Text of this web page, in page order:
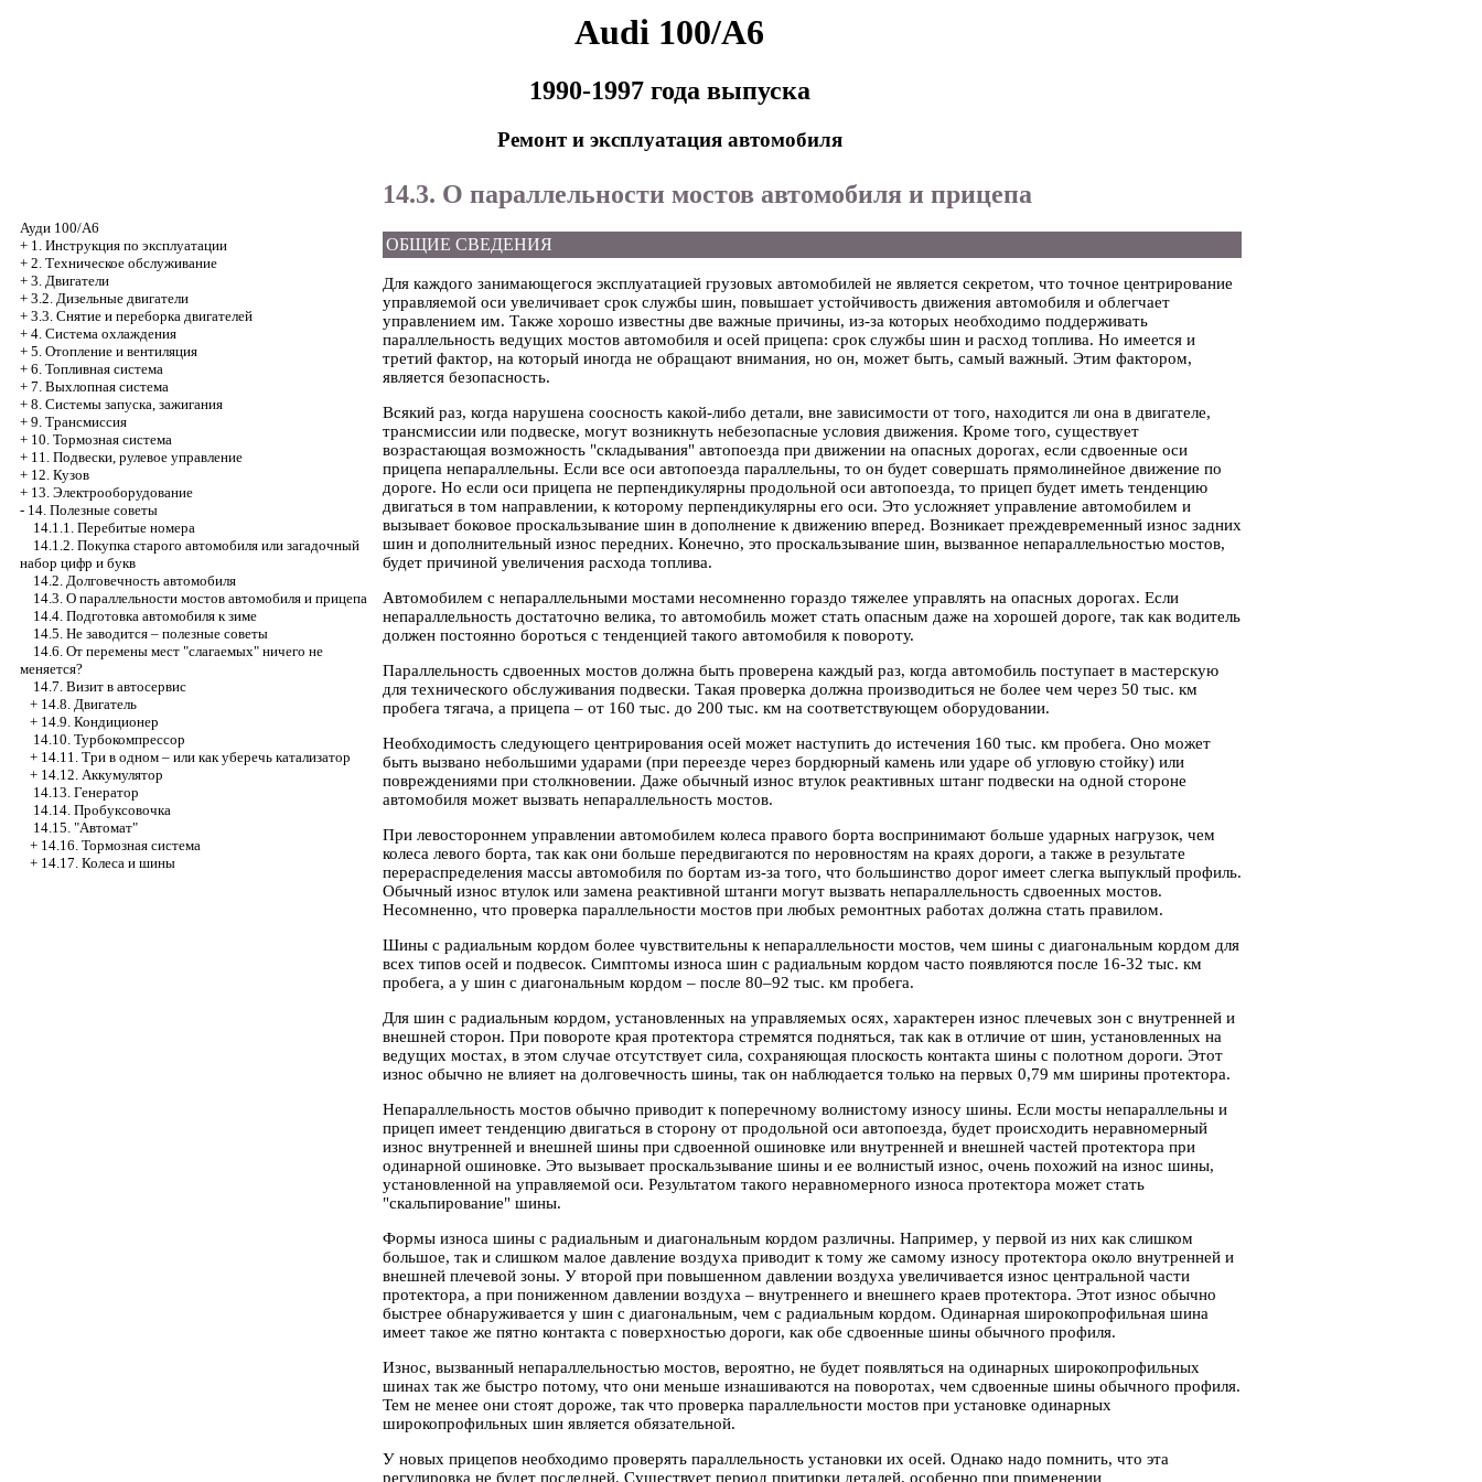
Audi 100/A6
1990-1997 года выпуска
Ремонт и эксплуатация автомобиля
Ауди 100/А6
+ 1. Инструкция по эксплуатации
+ 2. Техническое обслуживание
+ 3. Двигатели
+ 3.2. Дизельные двигатели
+ 3.3. Снятие и переборка двигателей
+ 4. Система охлаждения
+ 5. Отопление и вентиляция
+ 6. Топливная система
+ 7. Выхлопная система
+ 8. Системы запуска, зажигания
+ 9. Трансмиссия
+ 10. Тормозная система
+ 11. Подвески, рулевое управление
+ 12. Кузов
+ 13. Электрооборудование
- 14. Полезные советы
14.1.1. Перебитые номера
14.1.2. Покупка старого автомобиля или загадочный
набор цифр и букв
14.2. Долговечность автомобиля
14.3. О параллельности мостов автомобиля и прицепа
14.4. Подготовка автомобиля к зиме
14.5. Не заводится – полезные советы
14.6. От перемены мест "слагаемых" ничего не
меняется?
14.7. Визит в автосервис
+ 14.8. Двигатель
+ 14.9. Кондиционер
14.10. Турбокомпрессор
+ 14.11. Три в одном – или как уберечь катализатор
+ 14.12. Аккумулятор
14.13. Генератор
14.14. Пробуксовочка
14.15. "Автомат"
+ 14.16. Тормозная система
+ 14.17. Колеса и шины
14.3. О параллельности мостов автомобиля и прицепа
ОБЩИЕ СВЕДЕНИЯ
Для каждого занимающегося эксплуатацией грузовых автомобилей не является секретом, что точное центрирование
управляемой оси увеличивает срок службы шин, повышает устойчивость движения автомобиля и облегчает
управлением им. Также хорошо известны две важные причины, из-за которых необходимо поддерживать
параллельность ведущих мостов автомобиля и осей прицепа: срок службы шин и расход топлива. Но имеется и
третий фактор, на который иногда не обращают внимания, но он, может быть, самый важный. Этим фактором,
является безопасность.
Всякий раз, когда нарушена соосность какой-либо детали, вне зависимости от того, находится ли она в двигателе,
трансмиссии или подвеске, могут возникнуть небезопасные условия движения. Кроме того, существует
возрастающая возможность "складывания" автопоезда при движении на опасных дорогах, если сдвоенные оси
прицепа непараллельны. Если все оси автопоезда параллельны, то он будет совершать прямолинейное движение по
дороге. Но если оси прицепа не перпендикулярны продольной оси автопоезда, то прицеп будет иметь тенденцию
двигаться в том направлении, к которому перпендикулярны его оси. Это усложняет управление автомобилем и
вызывает боковое проскальзывание шин в дополнение к движению вперед. Возникает преждевременный износ задних
шин и дополнительный износ передних. Конечно, это проскальзывание шин, вызванное непараллельностью мостов,
будет причиной увеличения расхода топлива.
Автомобилем с непараллельными мостами несомненно гораздо тяжелее управлять на опасных дорогах. Если
непараллельность достаточно велика, то автомобиль может стать опасным даже на хорошей дороге, так как водитель
должен постоянно бороться с тенденцией такого автомобиля к повороту.
Параллельность сдвоенных мостов должна быть проверена каждый раз, когда автомобиль поступает в мастерскую
для технического обслуживания подвески. Такая проверка должна производиться не более чем через 50 тыс. км
пробега тягача, а прицепа – от 160 тыс. до 200 тыс. км на соответствующем оборудовании.
Необходимость следующего центрирования осей может наступить до истечения 160 тыс. км пробега. Оно может
быть вызвано небольшими ударами (при переезде через бордюрный камень или ударе об угловую стойку) или
повреждениями при столкновении. Даже обычный износ втулок реактивных штанг подвески на одной стороне
автомобиля может вызвать непараллельность мостов.
При левостороннем управлении автомобилем колеса правого борта воспринимают больше ударных нагрузок, чем
колеса левого борта, так как они больше передвигаются по неровностям на краях дороги, а также в результате
перераспределения массы автомобиля по бортам из-за того, что большинство дорог имеет слегка выпуклый профиль.
Обычный износ втулок или замена реактивной штанги могут вызвать непараллельность сдвоенных мостов.
Несомненно, что проверка параллельности мостов при любых ремонтных работах должна стать правилом.
Шины с радиальным кордом более чувствительны к непараллельности мостов, чем шины с диагональным кордом для
всех типов осей и подвесок. Симптомы износа шин с радиальным кордом часто появляются после 16-32 тыс. км
пробега, а у шин с диагональным кордом – после 80–92 тыс. км пробега.
Для шин с радиальным кордом, установленных на управляемых осях, характерен износ плечевых зон с внутренней и
внешней сторон. При повороте края протектора стремятся подняться, так как в отличие от шин, установленных на
ведущих мостах, в этом случае отсутствует сила, сохраняющая плоскость контакта шины с полотном дороги. Этот
износ обычно не влияет на долговечность шины, так он наблюдается только на первых 0,79 мм ширины протектора.
Непараллельность мостов обычно приводит к поперечному волнистому износу шины. Если мосты непараллельны и
прицеп имеет тенденцию двигаться в сторону от продольной оси автопоезда, будет происходить неравномерный
износ внутренней и внешней шины при сдвоенной ошиновке или внутренней и внешней частей протектора при
одинарной ошиновке. Это вызывает проскальзывание шины и ее волнистый износ, очень похожий на износ шины,
установленной на управляемой оси. Результатом такого неравномерного износа протектора может стать
"скальпирование" шины.
Формы износа шины с радиальным и диагональным кордом различны. Например, у первой из них как слишком
большое, так и слишком малое давление воздуха приводит к тому же самому износу протектора около внутренней и
внешней плечевой зоны. У второй при повышенном давлении воздуха увеличивается износ центральной части
протектора, а при пониженном давлении воздуха – внутреннего и внешнего краев протектора. Этот износ обычно
быстрее обнаруживается у шин с диагональным, чем с радиальным кордом. Одинарная широкопрофильная шина
имеет такое же пятно контакта с поверхностью дороги, как обе сдвоенные шины обычного профиля.
Износ, вызванный непараллельностью мостов, вероятно, не будет появляться на одинарных широкопрофильных
шинах так же быстро потому, что они меньше изнашиваются на поворотах, чем сдвоенные шины обычного профиля.
Тем не менее они стоят дороже, так что проверка параллельности мостов при установке одинарных
широкопрофильных шин является обязательной.
У новых прицепов необходимо проверять параллельность установки их осей. Однако надо помнить, что эта
регулировка не будет последней. Существует период притирки деталей, особенно при применении